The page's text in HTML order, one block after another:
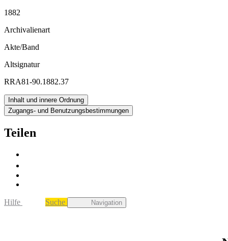
1882
Archivalienart
Akte/Band
Altsignatur
RRA81-90.1882.37
Inhalt und innere Ordnung
Zugangs- und Benutzungsbestimmungen
Teilen
Hilfe Suche Navigation